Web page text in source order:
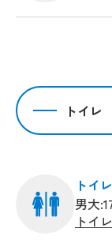
トイレ
トイレ
男大
トイ